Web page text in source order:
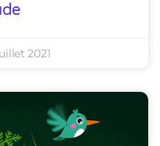
2021